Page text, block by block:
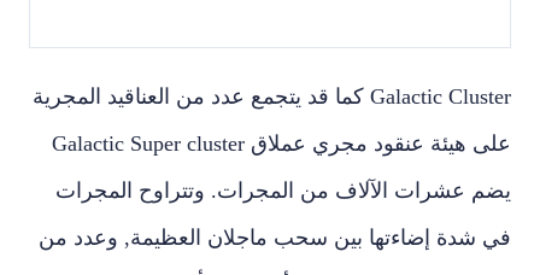
‏Galactic Cluster ‏كما قد يتجمع عدد من العناقيد المجرية
على هيئة عنقود مجري عملاق Galactic Super cluster
‏يضم عشرات الآلاف من المجرات‏.‏ وتتراوح المجرات
في شدة إضاءتها بين سحب ماجلان العظيمة‏,‏ وعدد من